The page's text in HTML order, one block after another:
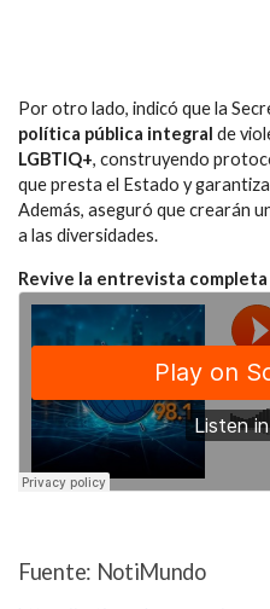
Por otro lado, indicó que la
política pública integral de
LGBTIQ+, construyendo
que presta el Estado y
Además, aseguró que crearán
a las diversidades.
Revive la entrevista completa
Fuente: NotiMundo